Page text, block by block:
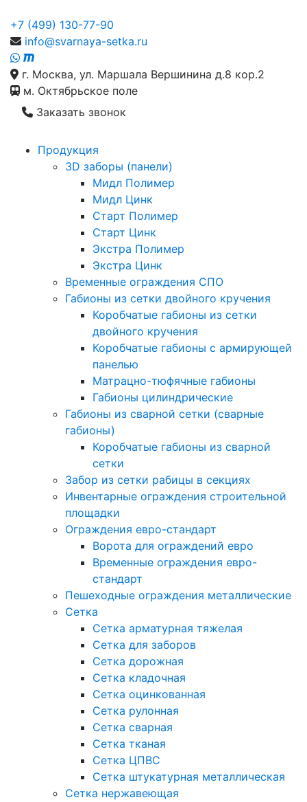
+7 (499) 130-77-90
info@svarnaya-setka.ru
г. Москва, ул. Маршала Вершинина д.8 кор.2
м. Октябрьское поле
Заказать звонок
Продукция
3D заборы (панели)
Мидл Полимер
Мидл Цинк
Старт Полимер
Старт Цинк
Экстра Полимер
Экстра Цинк
Временные ограждения СПО
Габионы из сетки двойного кручения
Коробчатые габионы из сетки
двойного кручения
Коробчатые габионы с армирующей
панелью
Матрацно-тюфячные габионы
Габионы цилиндрические
Габионы из сварной сетки (сварные
габионы)
Коробчатые габионы из сварной
сетки
Забор из сетки рабицы в секциях
Инвентарные ограждения строительной
площадки
Ограждения евро-стандарт
Ворота для ограждений евро
Временные ограждения евро-
стандарт
Пешеходные ограждения металлические
Сетка
Сетка арматурная тяжелая
Сетка для заборов
Сетка дорожная
Сетка кладочная
Сетка оцинкованная
Сетка рулонная
Сетка сварная
Сетка тканая
Сетка ЦПВС
Сетка штукатурная металлическая
Сетка нержавеющая